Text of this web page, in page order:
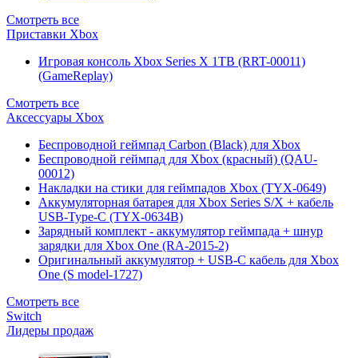
Смотреть все
Приставки Xbox
Игровая консоль Xbox Series X 1TB (RRT-00011)
(GameReplay)
Смотреть все
Аксессуары Xbox
Беспроводной геймпад Carbon (Black) для Xbox
Беспроводной геймпад для Xbox (красный) (QAU-
00012)
Накладки на стики для геймпадов Xbox (TYX-0649)
Аккумуляторная батарея для Xbox Series S/X + кабель
USB-Type-C (TYX-0634B)
Зарядный комплект - аккумулятор геймпада + шнур
зарядки для Xbox One (RA-2015-2)
Оригинальный аккумулятор + USB-C кабель для Xbox
One (S model-1727)
Смотреть все
Switch
Лидеры продаж